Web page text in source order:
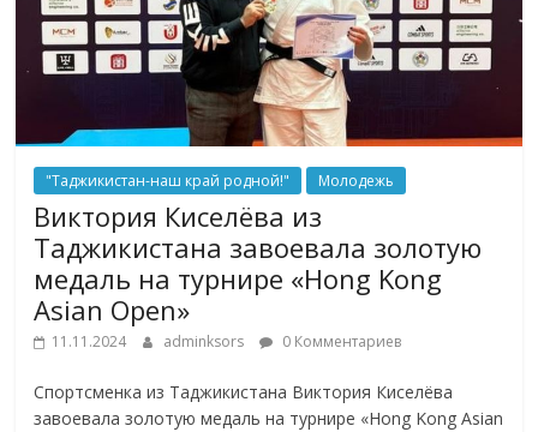
"Таджикистан-наш край родной!" Молодежь
Виктория Киселёва из
Таджикистана завоевала золотую
медаль на турнире «Hong Kong
Asian Open»
11.11.2024 adminksors 0 Комментариев
Спортсменка из Таджикистана Виктория Киселёва
завоевала золотую медаль на турнире «Hong Kong Asian